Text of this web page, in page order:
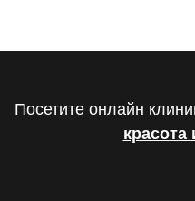
Посетите онлайн
красота